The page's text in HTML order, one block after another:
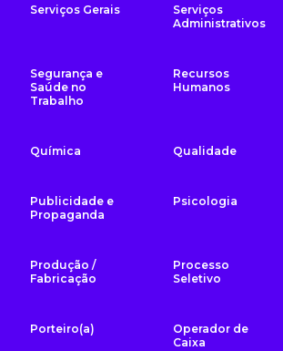
Serviços Gerais
Serviços
Administrativos
Segurança e
Saúde no
Trabalho
Recursos
Humanos
Química Qualidade
Publicidade e
Propaganda
Psicologia
Produção /
Fabricação
Processo
Seletivo
Porteiro(a)
Operador de
Caixa